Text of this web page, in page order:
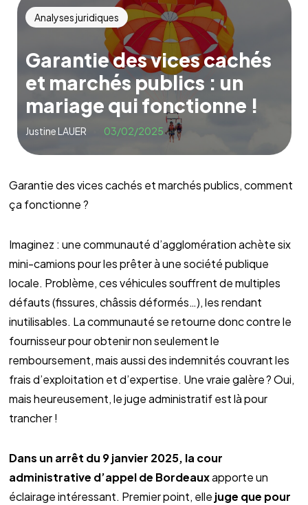
Analyses juridiques
Garantie des vices cachés
et marchés publics : un
mariage qui fonctionne !
Justine LAUER 03/02/2025
Garantie des vices cachés et marchés publics, comment
ça fonctionne ?
Imaginez : une communauté d’agglomération achète six
mini-camions pour les prêter à une société publique
locale. Problème, ces véhicules souffrent de multiples
défauts (fissures, châssis déformés…), les rendant
inutilisables. La communauté se retourne donc contre le
fournisseur pour obtenir non seulement le
remboursement, mais aussi des indemnités couvrant les
frais d’exploitation et d’expertise. Une vraie galère ? Oui,
mais heureusement, le juge administratif est là pour
trancher !
Dans un arrêt du 9 janvier 2025, la cour
administrative d’appel de Bordeauxapporte un
éclairage intéressant. Premier point, elle juge que pour